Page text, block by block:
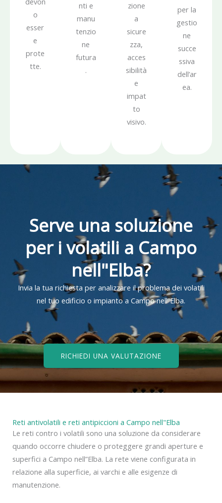
o
esser
e
prote
tte.
nti e
manu
tenzio
ne
futura
.
zione
a
sicure
zza,
acces
sibilità
e
impat
to
visivo.
per la
gestio
ne
succe
ssiva
dell’ar
ea.
Serve una soluzione
per i volatili a Campo
nell"Elba?
Invia la tua richiesta per analizzare il problema dei volatili
nel tuo edificio o impianto a Campo nell”Elba.
RICHIEDI UNA VALUTAZIONE
Reti antivolatili e reti antipiccioni a Campo nell"Elba
Le reti contro i volatili sono una soluzione da considerare
quando occorre chiudere o proteggere grandi aperture e
superfici a Campo nell”Elba. La rete viene configurata in
relazione alla superficie, ai varchi e alle esigenze di
manutenzione.